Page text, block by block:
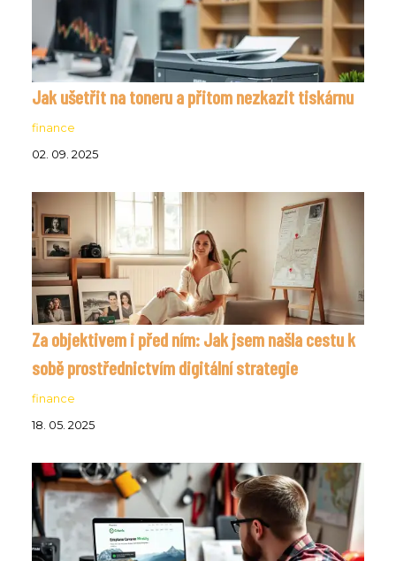
Jak ušetřit na toneru a přitom nezkazit tiskárnu
finance
02. 09. 2025
Za objektivem i před ním: Jak jsem našla cestu k
sobě prostřednictvím digitální strategie
finance
18. 05. 2025